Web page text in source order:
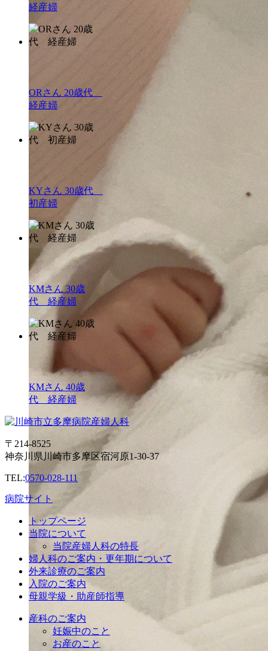
経産婦
ORさん 20歳代
経産婦
KYさん 30歳代
初産婦
KMさん 30歳
代 経産婦
KMさん 40歳
代 経産婦
〒214-8525
神奈川県川崎市多摩区宿河原1-30-37
TEL:0570-028-111
病院サイト
トップページ
当院について
当院産婦人科の特長
婦人科のご案内・更年期について
外来診療のご案内
入院のご案内
母親学級・助産師指導
産科のご案内
妊娠中のこと
お産のこと